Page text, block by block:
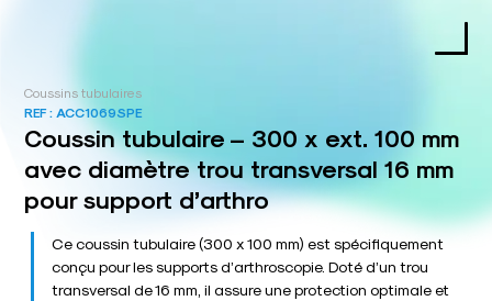
Coussins tubulaires
REF : ACC1069SPE
Coussin tubulaire – 300 x ext. 100 mm
avec diamètre trou transversal 16 mm
pour support d’arthro
Ce coussin tubulaire (300 x 100 mm) est spécifiquement
conçu pour les supports d’arthroscopie. Doté d’un trou
transversal de 16 mm, il assure une protection optimale et